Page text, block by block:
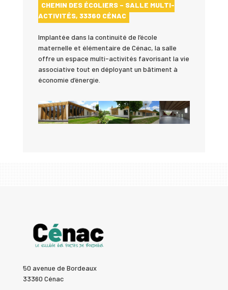
CHEMIN DES ÉCOLIERS – SALLE MULTI-
ACTIVITÉS, 33360 CÉNAC
Implantée dans la continuité de l’école
maternelle et élémentaire de Cénac, la salle
offre un espace multi-activités favorisant la vie
associative tout en déployant un bâtiment à
économie d’énergie.
50 avenue de Bordeaux
33360 Cénac